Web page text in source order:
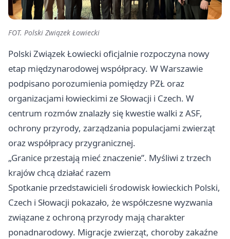
FOT. Polski Związek Łowiecki
Polski Związek Łowiecki oficjalnie rozpoczyna nowy
etap międzynarodowej współpracy. W Warszawie
podpisano porozumienia pomiędzy PZŁ oraz
organizacjami łowieckimi ze Słowacji i Czech. W
centrum rozmów znalazły się kwestie walki z ASF,
ochrony przyrody, zarządzania populacjami zwierząt
oraz współpracy przygranicznej.
„Granice przestają mieć znaczenie”. Myśliwi z trzech
krajów chcą działać razem
Spotkanie przedstawicieli środowisk łowieckich Polski,
Czech i Słowacji pokazało, że współczesne wyzwania
związane z ochroną przyrody mają charakter
ponadnarodowy. Migracje zwierząt, choroby zakaźne